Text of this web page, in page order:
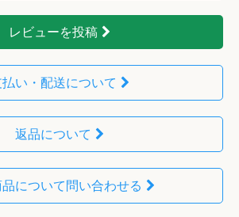
レビューを投稿
払い・配送について
返品について
品について問い合わせる